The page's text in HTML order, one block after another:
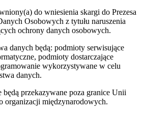
do wniesienia skargi do Prezesa
Osobowych z tytułu naruszenia
ochrony danych osobowych.
danych będą: podmioty serwisujące
podmioty dostarczające
wykorzystywane w celu
danych.
będą przekazywane poza granice Unii
organizacji międzynarodowych.